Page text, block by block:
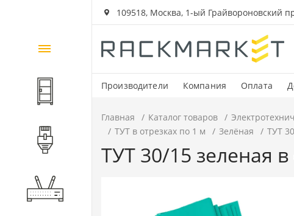
109518, Москва, 1-ый Грайвороновский
Производители Компания Оплата
Каталог
товаров
Шкафы и стойки
Компоненты СКС
Главная Каталог товаров
ТУТ в отрезках по 1 м
Зелёная ТУТ
ТУТ 30/15 зеленая